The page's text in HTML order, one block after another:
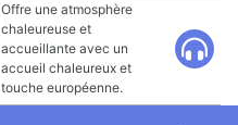
Offre une atmosphère
chaleureuse et
accueillante avec un
accueil chaleureux et
touche européenne.